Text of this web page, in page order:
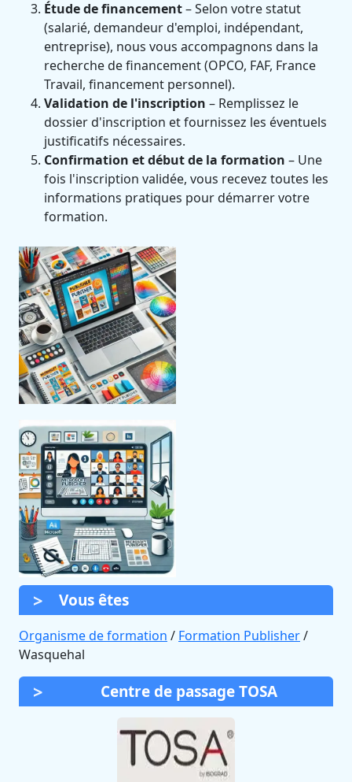
Étude de financement– Selon votre statut
(salarié, demandeur d'emploi, indépendant,
entreprise), nous vous accompagnons dans la
recherche de financement (OPCO, FAF, France
Travail, financement personnel).
Validation de l'inscription – Remplissez le
dossier d'inscription et fournissez les éventuels
justificatifs nécessaires.
Confirmation et début de la formation – Une
fois l'inscription validée, vous recevez toutes les
informations pratiques pour démarrer votre
formation.
Vous êtes
Organisme de formation / Formation Publisher/
Wasquehal
Centre de passage TOSA